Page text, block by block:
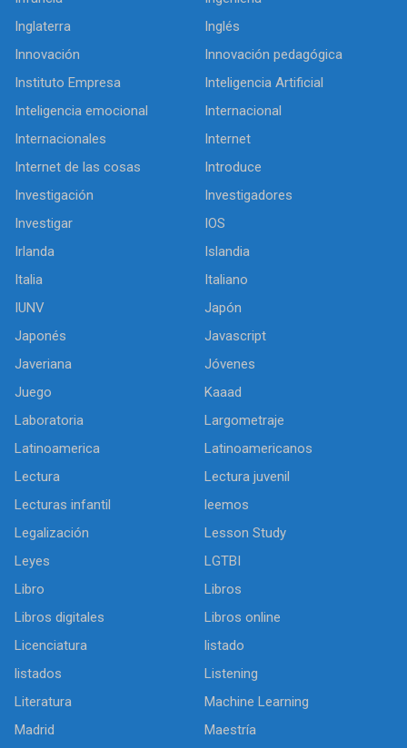
Inglaterra
Inglés
Innovación
Innovación pedagógica
Instituto Empresa
Inteligencia Artificial
Inteligencia emocional
Internacional
Internacionales
Internet
Internet de las cosas
Introduce
Investigación
Investigadores
Investigar
IOS
Irlanda
Islandia
Italia
Italiano
IUNV
Japón
Japonés
Javascript
Javeriana
Jóvenes
Juego
Kaaad
Laboratoria
Largometraje
Latinoamerica
Latinoamericanos
Lectura
Lectura juvenil
Lecturas infantil
leemos
Legalización
Lesson Study
Leyes
LGTBI
Libro
Libros
Libros digitales
Libros online
Licenciatura
listado
listados
Listening
Literatura
Machine Learning
Madrid
Maestría